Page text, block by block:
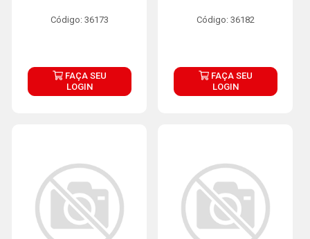
Código: 36173
FAÇA SEU
LOGIN
Código: 36182
FAÇA SEU
LOGIN